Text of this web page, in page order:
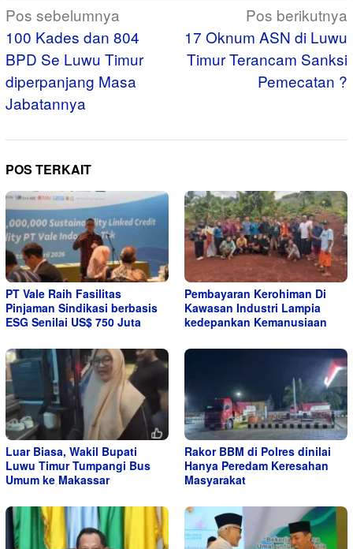
Navigasi
pos
Pos sebelumnya
100 Kades dan 804
BPD Se Luwu Timur
diperpanjang Masa
Jabatannya
Pos berikutnya
17 Oknum ASN di Luwu
Timur Terancam Sanksi
Pemecatan ?
POS TERKAIT
PT Vale Raih Fasilitas
Pinjaman Sindikasi berbasis
ESG Senilai US$ 750 Juta
Pembayaran Kerohiman Di
Kawasan Industri Lampia
kedepankan Kemanusiaan
Luar Biasa, Wakil Bupati
Luwu Timur Tumpangi Bus
Umum ke Makassar
Rakor BBM di Polres dinilai
Hanya Peredam Keresahan
Masyarakat